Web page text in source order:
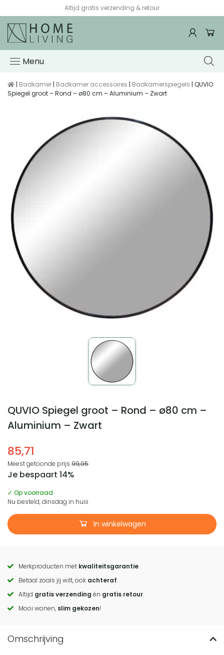
Altijd gratis verzending & retour
Menu
| Badkamer | Badkamer accessoires | Badkamerspiegels | QUVIO
Spiegel groot – Rond – ø80 cm – Aluminium – Zwart
QUVIO Spiegel groot – Rond – ø80 cm –
Aluminium – Zwart
85,71
Meest getoonde prijs 99,95
Je bespaart 14%
✓ Op voorraad
Nu besteld, dinsdag in huis
In winkelwagen
Call
to
actions
Merkproducten met kwaliteitsgarantie.
Betaal zoals jij wilt, ook achteraf.
Altijd gratis verzending én gratis retour.
Mooi wonen, slim gekozen!